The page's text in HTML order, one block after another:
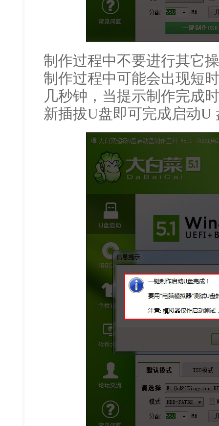
制作过程中不要进行其它
制作过程中可能会出现短
几秒钟，当提示制作完成
新插拔U盘即可完成启动U